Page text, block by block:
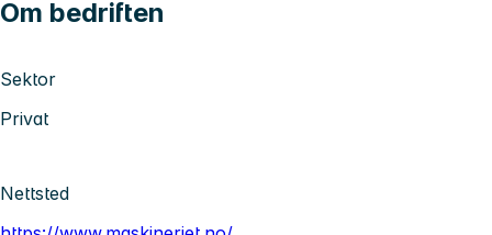
Om bedriften
Sektor
Privat
Nettsted